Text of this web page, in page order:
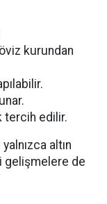
kurundan
tercih edilir.
altın
gelişmelere de